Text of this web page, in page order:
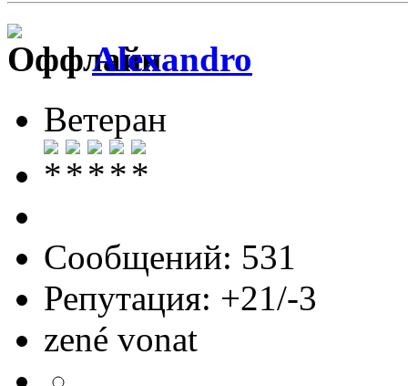
Alexandro
Ветеран
Сообщений: 531
Репутация: +21/-3
zené vonat